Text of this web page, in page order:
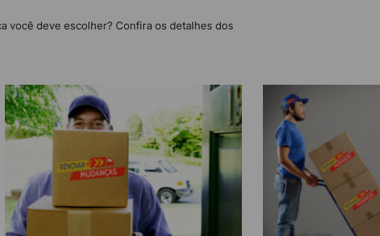
você deve escolher? Confira os detalhes dos